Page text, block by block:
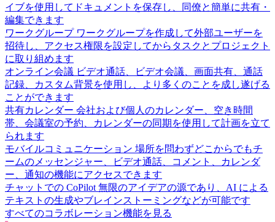
イブを使用してドキュメントを保存し、同僚と簡単に共有・
編集できます
ワークグループ ワークグループを作成して外部ユーザーを
招待し、アクセス権限を設定してからタスクとプロジェクト
に取り組めます
オンライン会議 ビデオ通話、ビデオ会議、画面共有、通話
記録、カスタム背景を使用し、より多くのことを成し遂げる
ことができます
共有カレンダー 会社および個人のカレンダー、空き時間
帯、会議室の予約、カレンダーの同期を使用して計画を立て
られます
モバイルコミュニケーション 場所を問わずどこからでもチ
ームのメッセンジャー、ビデオ通話、コメント、カレンダ
ー、通知の機能にアクセスできます
チャットでの CoPilot 無限のアイデアの源であり、AI による
テキストの生成やブレインストーミングなどが可能です
すべてのコラボレーション機能を見る